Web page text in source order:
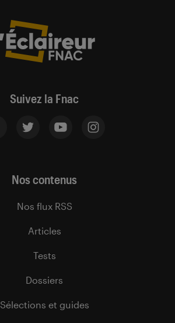
Suivez la Fnac
Nos contenus
Nos flux RSS
Articles
Tests
Dossiers
Sélections et guides